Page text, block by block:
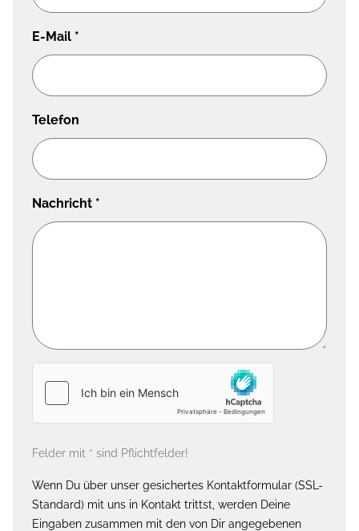
E-Mail *
Telefon
Nachricht *
Felder mit * sind Pflichtfelder!
Wenn Du über unser gesichertes Kontaktformular (SSL-
Standard) mit uns in Kontakt trittst, werden Deine
Eingaben zusammen mit den von Dir angegebenen